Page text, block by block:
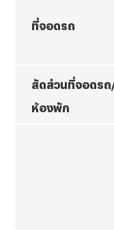
ที่จอดรถ
สัดส่วนที่จอดรถ
ห้องพัก